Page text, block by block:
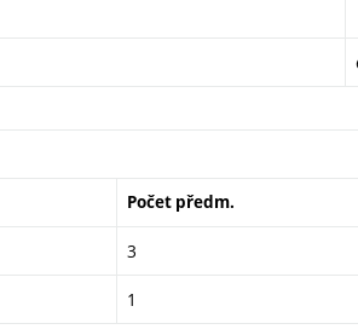
Počet předm.
3
1